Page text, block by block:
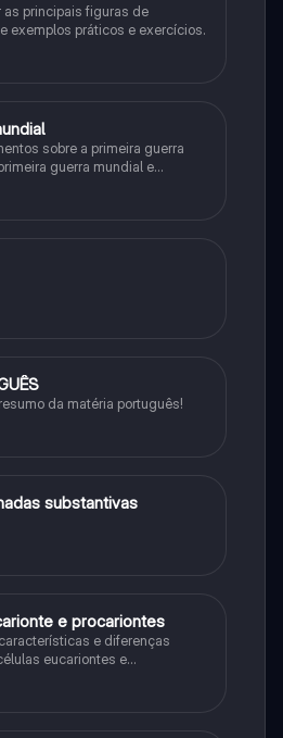
principais figuras de
exemplos práticos e exercícios.
sobre a primeira guerra
guerra mundial e
Guerra Mundial, fases da
da matéria português!
substantivas
e procariontes
e diferenças
eucariontes e